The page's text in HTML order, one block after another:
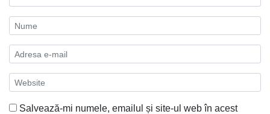
Salvează-mi numele, emailul și site-ul web în acest